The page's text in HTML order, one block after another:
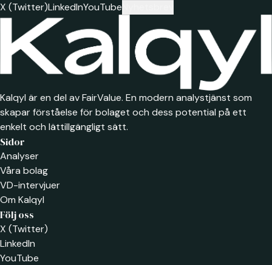
X (Twitter)LinkedInYouTube
Kalqyl är en del av FairValue. En modern analystjänst som
skapar förståelse för bolaget och dess potential på ett
enkelt och lättillgängligt sätt.
Sidor
Analyser
Våra bolag
VD-intervjuer
Om Kalqyl
Följ oss
X (Twitter)
LinkedIn
YouTube